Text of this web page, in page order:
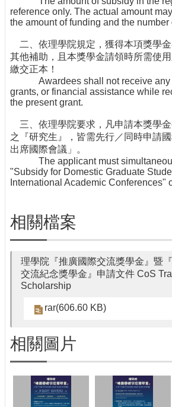
所
徵
物
理
系
暨
究
所
reference only. The actual amount
the amount of funding and the number
二、依理學院規定，獲得本項獎學
其他補助，且本獎學金請領時所需使
繳交正本！
Awardees shall not receive any
grants, or financial assistance while
the present grant.
三、依理學院要求，凡申請本獎學
之『研究生』，皆需先行／同時申請
出席國際會議」。
The applicant must
"Subsidy for Domestic Graduate
International Academic Conferences"
相關檔案
理學院『推廣國際交流獎學金』暨
交流紀念獎學金』申請文件 CoS
Scholarship
rar(606.60 KB)
相關圖片